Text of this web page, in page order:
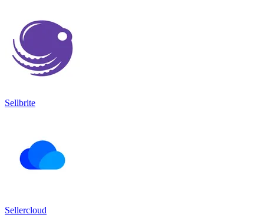
Sellbrite
Sellercloud